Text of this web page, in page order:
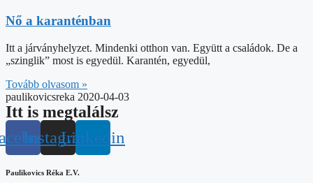
Nő a karanténban
Itt a járványhelyzet. Mindenki otthon van. Együtt a családok. De a
„szinglik” most is egyedül. Karantén, egyedül,
Tovább olvasom »
paulikovicsreka 2020-04-03
Itt is megtalálsz
InstagramLinkedin
Paulikovics Réka E.V.